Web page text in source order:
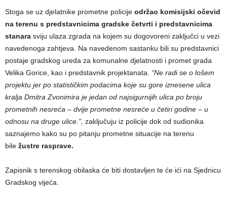
Stoga se uz djelatnike prometne policije održao komisijski očevid
na terenu s predstavnicima gradske četvrti i predstavnicima
stanara sviju ulaza zgrada na kojem su dogovoreni zaključci u vezi
navedenoga zahtjeva. Na navedenom sastanku bili su predstavnici
postaje gradskog ureda za komunalne djelatnosti i promet grada
Velika Gorice, kao i predstavnik projektanata. “Ne radi se o lošem
projektu jer po statističkim podacima koje su gore iznesene ulica
kralja Dmitra Zvonimira je jedan od najsigurnijih ulica po broju
prometnih nesreća – dvije prometne nesreće u četiri godine – u
odnosu na druge ulice.”, zaključuju iz policije dok od sudionika
saznajemo kako su po pitanju prometne situacije na terenu
bile žustre rasprave.
Zapisnik s terenskog obilaska će biti dostavljen te će ići na Sjednicu
Gradskog vijeća.